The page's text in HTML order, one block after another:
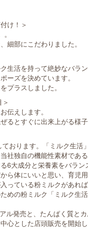
け！＞
細部にこだわりました。
生活を持って絶妙なバラ
ーズを決めています。
プラスしました。
伝えします。
るとすぐに出来上がる様
おります。「ミルク生活
社独自の機能性素材であ
6大成分と栄養素をバラン
ら体にいいと思い、育児
っている粉ミルクがあれ
めの粉ミルク「ミルク生
ル発売と、たんぱく質と
心とした店頭販売を開始